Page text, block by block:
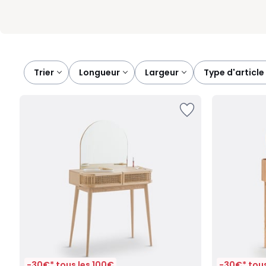
Trier longueur largeur type d'article